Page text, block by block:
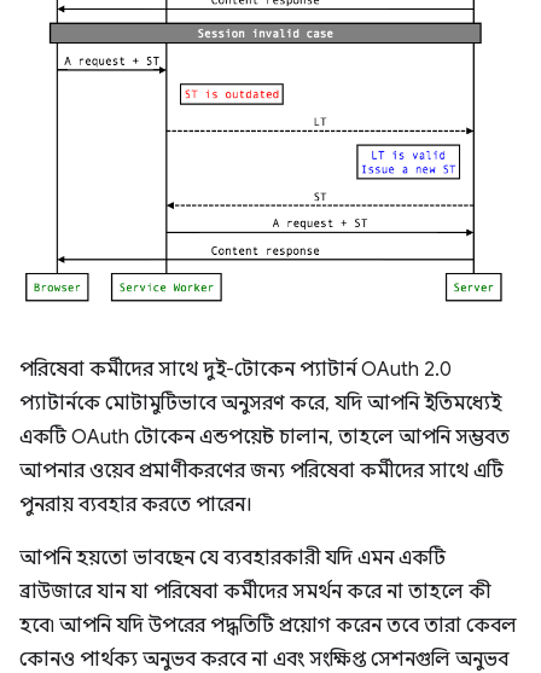
পরিষেবা কর্মীদের সাথে দুই-টোকেন প্যাটার্ন OAuth 2.0
প্যাটার্নকে মোটামুটিভাবে অনুসরণ করে, যদি আপনি ইতিমধ্যেই
একটি OAuth টোকেন এন্ডপয়েন্ট চালান, তাহলে আপনি সম্ভবত
আপনার ওয়েব প্রমাণীকরণের জন্য পরিষেবা কর্মীদের সাথে এটি
পুনরায় ব্যবহার করতে পারেন।
আপনি হয়তো ভাবছেন যে ব্যবহারকারী যদি এমন একটি
ব্রাউজারে যান যা পরিষেবা কর্মীদের সমর্থন করে না তাহলে কী
হবে৷ আপনি যদি উপরের পদ্ধতিটি প্রয়োগ করেন তবে তারা কেবল
কোনও পার্থক্য অনুভব করবে না এবং সংক্ষিপ্ত সেশনগুলি অনুভব